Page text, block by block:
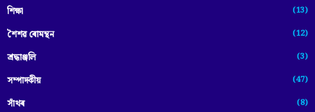
শিক্ষা (13)
শৈশৱ ৰোমন্থন (12)
শ্ৰদ্ধাঞ্জলি (3)
সম্পাদকীয় (47)
সাঁথৰ (8)